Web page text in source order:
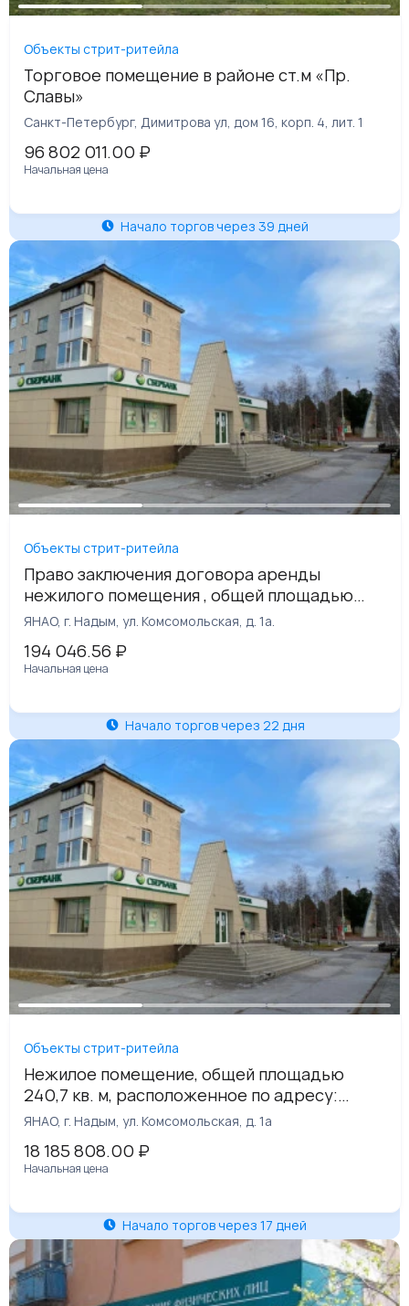
Объекты стрит-ритейла
Торговое помещение в районе ст.м «Пр.
Славы»
Санкт-Петербург, Димитрова ул, дом 16, корп. 4, лит. 1
96 802 011.00 ₽
Начальная цена
Начало торгов через 39 дней
Объекты стрит-ритейла
Право заключения договора аренды
нежилого помещения , общей площадью
240,7 кв. м, расположенное по адресу:
ЯНАО, г. Надым, ул. Комсомольская, д. 1а.
194 046.56 ₽
Начальная цена
Начало торгов через 22 дня
Объекты стрит-ритейла
Нежилое помещение, общей площадью
240,7 кв. м, расположенное по адресу:
ЯНАО, г. Надым, ул. Комсомольская, д. 1а
ЯНАО, г. Надым, ул. Комсомольская, д. 1а
18 185 808.00 ₽
Начальная цена
Начало торгов через 17 дней